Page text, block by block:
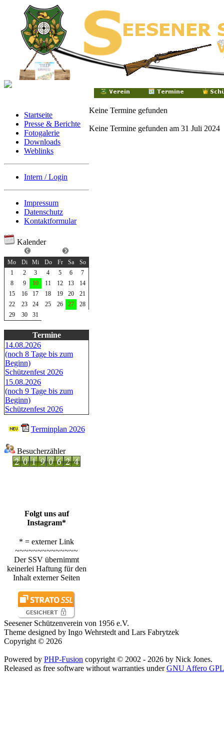
Startseite
Presse & Berichte
Fotogalerie
Downloads
Weblinks
Intern / Login
Impressum
Datenschutz
Kontaktformular
Kalender
Mo
Di Mi Do Fr Sa
So
1
2 3 4 5 6
7
8
9 10 11 12 13
14
15
16 17 18 19 20
21
22
23 24 25 26 27
28
29
30 31
Termine
14.08.2026
(noch 8 Tage bis zum
Beginn)
Schützenfest 2026
15.08.2026
(noch 9 Tage bis zum
Beginn)
Schützenfest 2026
Terminplan 2026
Besucherzähler
Folgt uns auf
Instagram*
* = externer Link
~~~~~~~~~~~~~~
Der SSV übernimmt
keinerlei Haftung für den
Inhalt externer Seiten
Keine Termine gefunden
Keine Termine gefunden am 31 Juli 2024
Seesener Schützenverein von 1956 e.V.
Theme designed by Ingo Wehrstedt and Lars Fabrytzek
Copyright © 2026
Powered by PHP-Fusion copyright © 2002 - 2026 by Nick Jones.
Released as free software without warranties underGNU Affero GPL